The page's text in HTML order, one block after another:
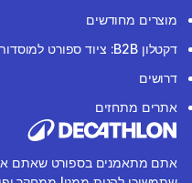
מוצרים מחודשים
דקטלון B2B: ציוד ספורט למוסדות
דרושים
אתרים מתחזים
אתם מתאמנים בספורט שאתם